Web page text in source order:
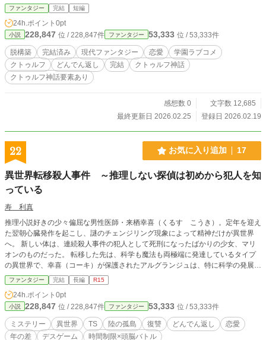
「完璧な日常」を手に入れ始める。 神の嘘を暴き、屁理屈
（パラドックス）で全能者を追い詰める、知略の果ての逆転
劇。 図書室で僕を待っていたのは、夢よりも残酷で、愛おし
い「現実」のどんでん返しだった。 能力バトルの皮を被っ
た、知的逆転ラブコメ。 ――全能殺しのチート解体（隣の席
の白河さんと）
ファンタジー 完結 短編
24h.ポイント 0pt
小説 228,847 位 / 228,847件 ファンタジー 53,333 位 / 53,333件
脱構築 完結済み 現代ファンタジー 恋愛
学園ラブコメ
クトゥルフ
どんでん返し 完結
クトゥルフ神話
クトゥルフ神話要素あり
感想数 0
文字数 12,685
最終更新日 2026.02.25
登録日 2026.02.19
22 お気に入り追加 17
異世界転移殺人事件 ～推理しない探偵は初めから犯人を知
っている
寿 利真
推理小説好きの少々偏屈な男性医師・来栖幸喜（くるす こうき）。定年を迎え
た翌朝心臓発作を起こし、謎のチェンジリング現象によって精神だけが異世界
へ。 新しい体は、連続殺人事件の犯人として死刑になったばかりの少女、マリ
オンのものだった。 転移した先は、科学も魔法も両極端に発達しているタイプ
の異世界で、幸喜（コーキ）が保護されたアルグランジュは、特に科学の発展し
た近未来民主国家だった。 知識チートの余地はなかったものの、マリオンの義
弟アルフォンス（エリート警察官）と同居しながら、趣味の推理小説をライフワ
ークにして気ままに生活の基盤を築いていく。 そこにもたらされた不穏な招待
状。 マリオンは、【チェンジリングの王】と呼ばれる伝説的な人物の、莫大な
遺産を相続する権利を持つ候補者の一人であった。体とともに権利も引き継いだ
コーキは、十五年ぶりに開かれる一族の遺産相続人選定会に、アルフォンスとと
ファンタジー 完結 長編 R15
24h.ポイント 0pt
小説 228,847 位 / 228,847件 ファンタジー 53,333 位 / 53,333件
ミステリー 異世界 TS 陸の孤島 復讐 どんでん返し
恋愛
年の差
デスゲーム 時間制限×頭脳バトル